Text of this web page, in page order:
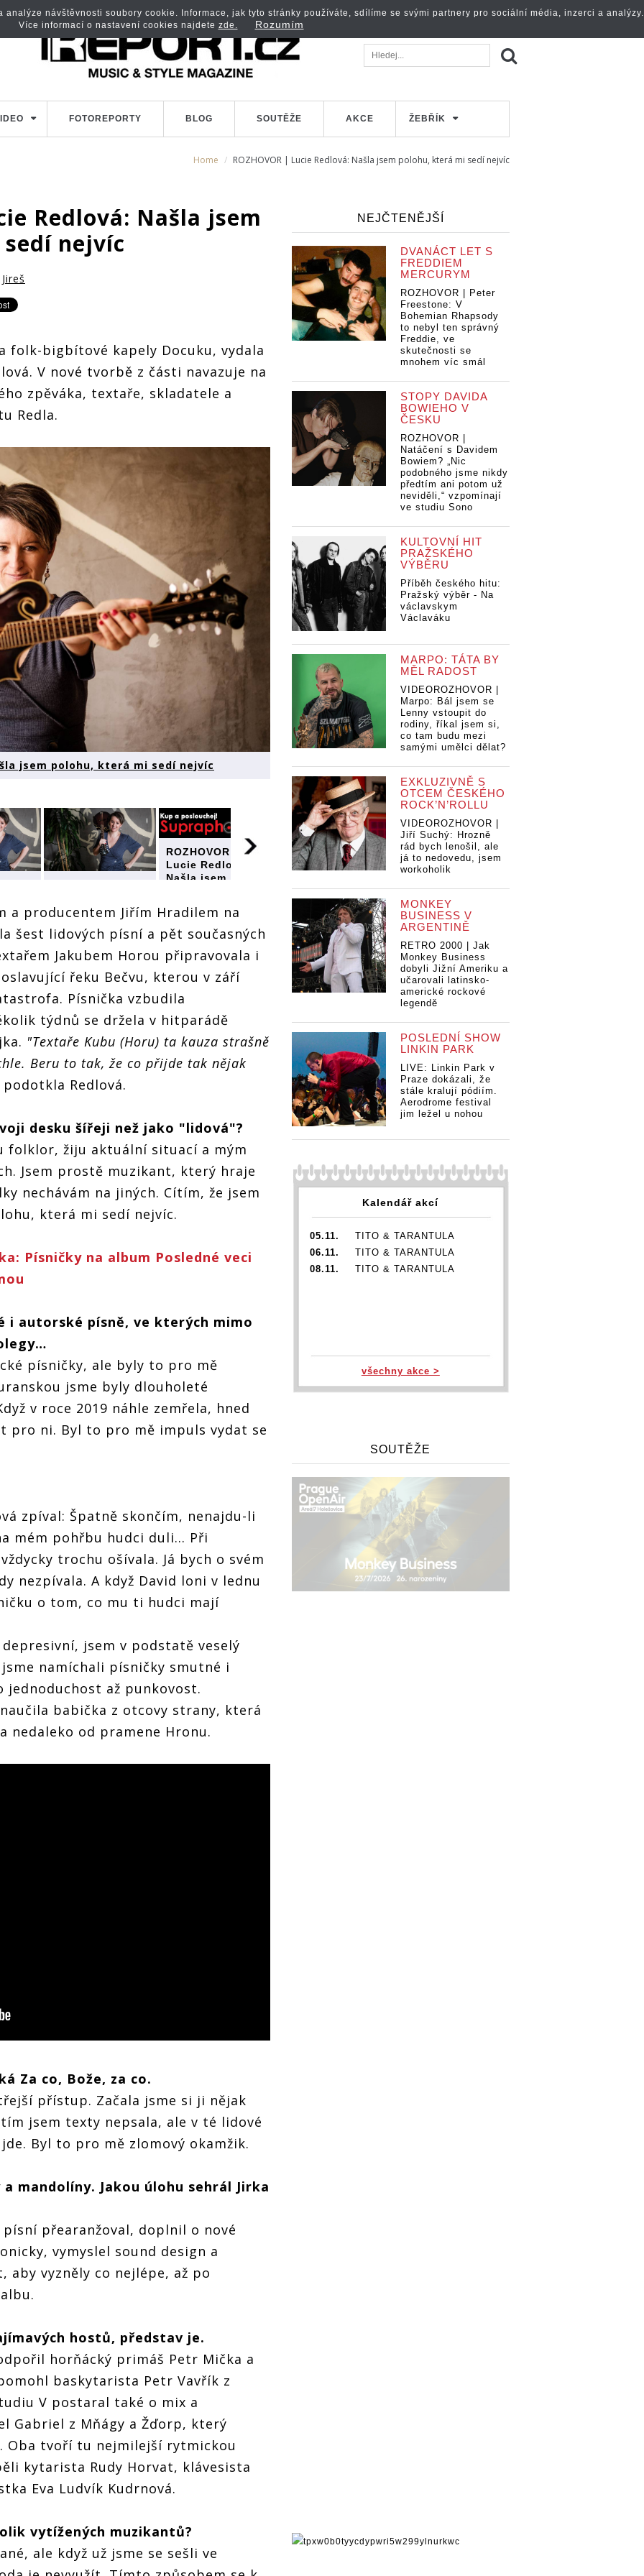
FOTOREPORTY BLOG SOUTĚŽE AKCE ŽEBŘÍK
Home ROZHOVOR | Lucie Redlová: Našla jsem polohu, která mi sedí nejvíc
Redlová: Našla jsem
nejvíc
folk-bigbítové kapely Docuku, vydala
V nové tvorbě z části navazuje na
zpěváka, textaře, skladatele a
Redla.
jsem polohu, která mi sedí nejvíc
mi
Našla jsem
polohu, která mi
sedí nejvíc
ROZHOVOR |
Lucie Redlová:
Našla jsem
ROZHOVOR |
Lucie Redlová:
Našla jsem
polohu, která mi
sedí nejvíc
Lucie Redlová:
Našla jsem
polohu, která mi
a producentem Jiřím Hradilem na
šest lidových písní a pět současných
Jakubem Horou připravovala i
oslavující řeku Bečvu, kterou v září
Písnička vzbudila
týdnů se držela v hitparádě
"Textaře Kubu (Horu) ta kauza strašně
Beru to tak, že co přijde tak nějak
podotkla Redlová.
desku šířeji než jako "lidová"?
folklor, žiju aktuální situací a mým
Jsem prostě muzikant, který hraje
nechávám na jiných. Cítím, že jsem
která mi sedí nejvíc.
Písničky na album Posledné veci
i autorské písně, ve kterých mimo
písničky, ale byly to pro mě
jsme byly dlouholeté
v roce 2019 náhle zemřela, hned
pro ni. Byl to pro mě impuls vydat se
zpíval: Špatně skončím, nenajdu-li
mém pohřbu hudci duli... Při
trochu ošívala. Já bych o svém
nezpívala. A když David loni v lednu
o tom, co mu ti hudci mají
jsem v podstatě veselý
namíchali písničky smutné i
jednoduchost až punkovost.
babička z otcovy strany, která
nedaleko od pramene Hronu.
Za co, Bože, za co.
přístup. Začala jsme si ji nějak
jsem texty nepsala, ale v té lidové
Byl to pro mě zlomový okamžik.
mandolíny. Jakou úlohu sehrál Jirka
písní přearanžoval, doplnil o nové
vymyslel sound design a
aby vyzněly co nejlépe, až po
hostů, představ je.
horňácký primáš Petr Mička a
baskytarista Petr Vavřík z
V postaral také o mix a
Gabriel z Mňágy a Žďorp, který
Oba tvoří tu nejmilejší rytmickou
kytarista Rudy Horvat, klávesista
Eva Ludvík Kudrnová.
vytížených muzikantů?
ale když už jsme se sešli ve
NEJČTENĚJŠÍ
DVANÁCT LET S
FREDDIEM
MERCURYM
ROZHOVOR | Peter
Freestone: V
Bohemian Rhapsody
to nebyl ten správný
Freddie, ve
skutečnosti se
mnohem víc smál
STOPY DAVIDA
BOWIEHO V
ČESKU
ROZHOVOR |
Natáčení s Davidem
Bowiem? „Nic
podobného jsme nikdy
předtím ani potom už
neviděli,“ vzpomínají
ve studiu Sono
KULTOVNÍ HIT
PRAŽSKÉHO
VÝBĚRU
Příběh českého hitu:
Pražský výběr - Na
václavskym
Václaváku
MARPO: TÁTA BY
MĚL RADOST
VIDEOROZHOVOR |
Marpo: Bál jsem se
Lenny vstoupit do
rodiny, říkal jsem si,
co tam budu mezi
samými umělci dělat?
EXKLUZIVNĚ S
OTCEM ČESKÉHO
ROCK’N’ROLLU
VIDEOROZHOVOR |
Jiří Suchý: Hrozně
rád bych lenošil, ale
já to nedovedu, jsem
workoholik
MONKEY
BUSINESS V
ARGENTINĚ
RETRO 2000 | Jak
Monkey Business
dobyli Jižní Ameriku a
učarovali latinsko-
americké rockové
legendě
POSLEDNÍ SHOW
LINKIN PARK
LIVE: Linkin Park v
Praze dokázali, že
stále kralují pódiím.
Aerodrome festival
jim ležel u nohou
Kalendář akcí
05.11.
TITO & TARANTULA
06.11.
TITO & TARANTULA
08.11.
TITO & TARANTULA
všechny akce >
SOUTĚŽE
návštěvnosti soubory cookie. Informace, jak tyto stránky používáte, sdílíme se svými partnery pro sociální média, inzerci a analýzy.
Více informací o nastavení cookies najdete zde. Rozumím